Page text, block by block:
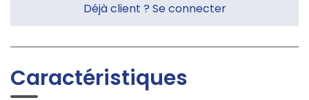
Déjà client ? Se connecter
Caractéristiques